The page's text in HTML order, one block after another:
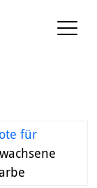
für